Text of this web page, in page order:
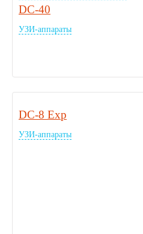
DC-40
УЗИ-аппараты
DC-8 Exp
УЗИ-аппараты